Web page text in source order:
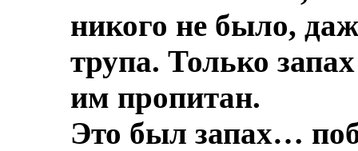
никого не было,
трупа. Только
им пропитан.
Это был запах…